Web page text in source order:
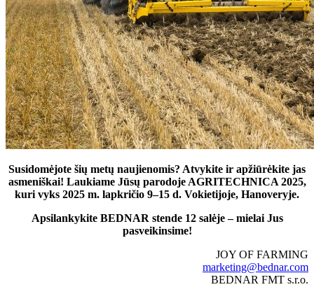
Susidomėjote šių metų naujienomis? Atvykite ir apžiūrėkite jas
asmeniškai! Laukiame Jūsų parodoje AGRITECHNICA 2025,
kuri vyks 2025 m. lapkričio 9–15 d. Vokietijoje, Hanoveryje.
Apsilankykite BEDNAR stende 12 salėje – mielai Jus
pasveikinsime!
JOY OF FARMING
marketing@bednar.com
BEDNAR FMT s.r.o.